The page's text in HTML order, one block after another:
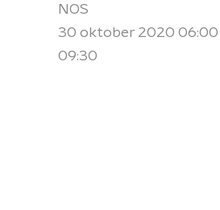
NOS
30 oktober 2020 06:00
09:30